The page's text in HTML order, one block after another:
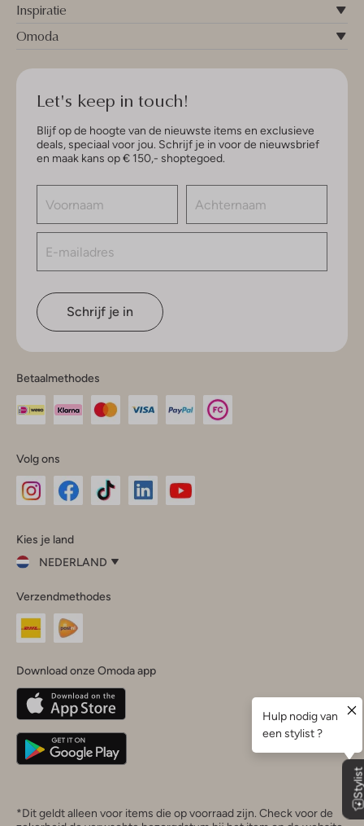
Inspiratie
Omoda
Let's keep in touch!
Blijf op de hoogte van de nieuwste items en exclusieve
deals, speciaal voor jou. Schrijf je in voor de nieuwsbrief
en maak kans op € 150,- shoptegoed.
Schrijf je in
Betaalmethodes
Volg ons
InstagramFacebook
Kies je land
NEDERLAND
je
land
Nederland
Belgique(Français)
Deutschland
Verzendmethodes
Download onze Omoda app
*Dit geldt alleen voor items die op voorraad zijn. Check voor de